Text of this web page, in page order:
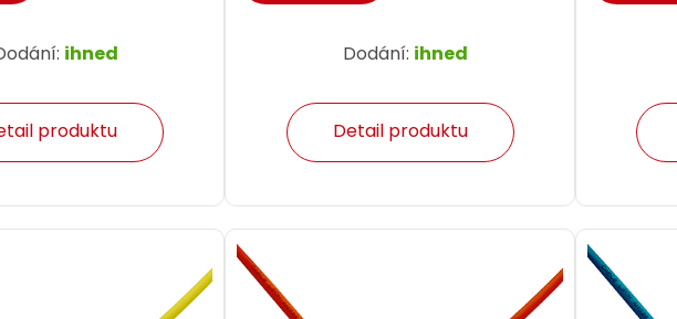
ihned
produktu
Dodání: ihned
Detail produktu